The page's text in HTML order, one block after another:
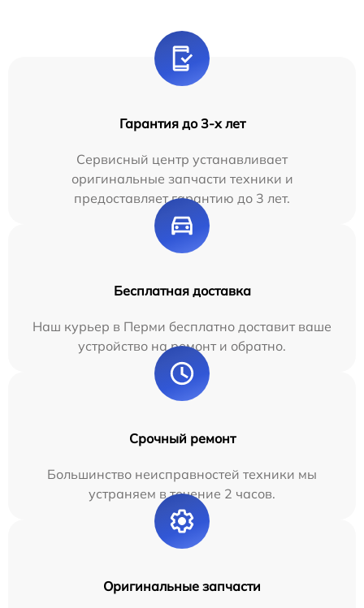
Гарантия до 3-х лет
Сервисный центр устанавливает
оригинальные запчасти техники и
предоставляет гарантию до 3 лет.
Бесплатная доставка
Наш курьер в Перми бесплатно доставит ваше
устройство на ремонт и обратно.
Срочный ремонт
Большинство неисправностей техники мы
устраняем в течение 2 часов.
Оригинальные запчасти